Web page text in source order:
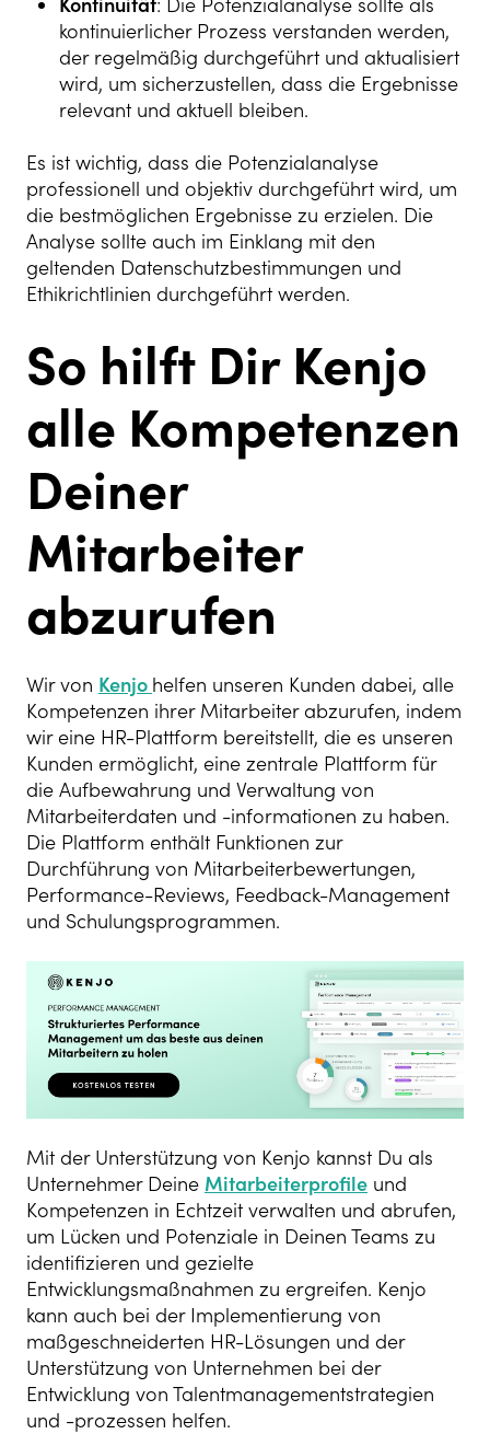
kontinuierlicher Prozess verstanden werden,
der regelmäßig durchgeführt und aktualisiert
wird, um sicherzustellen, dass die Ergebnisse
relevant und aktuell bleiben.
Es ist wichtig, dass die Potenzialanalyse
professionell und objektiv durchgeführt wird, um
die bestmöglichen Ergebnisse zu erzielen. Die
Analyse sollte auch im Einklang mit den
geltenden Datenschutzbestimmungen und
Ethikrichtlinien durchgeführt werden.
So hilft Dir Kenjo
alle Kompetenzen
Deiner
Mitarbeiter
abzurufen
Wir von Kenjo helfen unseren Kunden dabei, alle
Kompetenzen ihrer Mitarbeiter abzurufen, indem
wir eine HR-Plattform bereitstellt, die es unseren
Kunden ermöglicht, eine zentrale Plattform für
die Aufbewahrung und Verwaltung von
Mitarbeiterdaten und -informationen zu haben.
Die Plattform enthält Funktionen zur
Durchführung von Mitarbeiterbewertungen,
Performance-Reviews, Feedback-Management
und Schulungsprogrammen.
Mit der Unterstützung von Kenjo kannst Du als
Unternehmer Deine Mitarbeiterprofile und
Kompetenzen in Echtzeit verwalten und abrufen,
um Lücken und Potenziale in Deinen Teams zu
identifizieren und gezielte
Entwicklungsmaßnahmen zu ergreifen. Kenjo
kann auch bei der Implementierung von
maßgeschneiderten HR-Lösungen und der
Unterstützung von Unternehmen bei der
Entwicklung von Talentmanagementstrategien
und -prozessen helfen.